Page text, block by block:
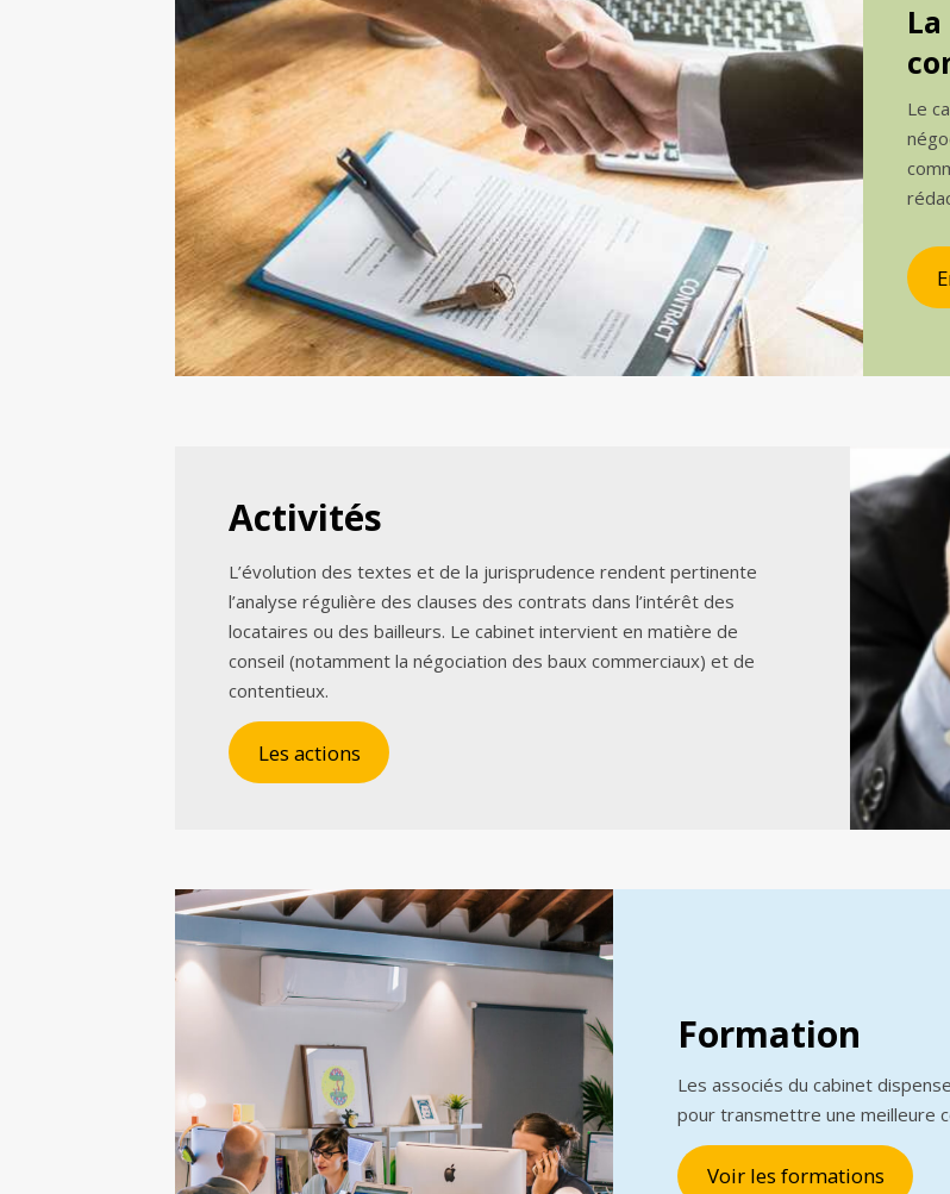
Le
Activités
L’évolution des textes et de la jurisprudence rendent pertinente
l’analyse régulière des clauses des contrats dans l’intérêt des
locataires ou des bailleurs. Le cabinet intervient en matière de
conseil (notamment la négociation des baux commerciaux) et de
contentieux.
Les actions
Formation
Les associés du cabinet
pour transmettre une meilleure
Voir les formations